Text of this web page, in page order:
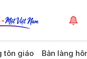
tôn giáo Bản làng